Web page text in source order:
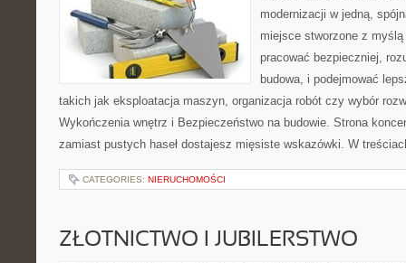
modernizacji w jedną,
miejsce stworzone z
pracować bezpieczniej,
budowa, i podejmować
takich jak eksploatacja maszyn, organizacja robót czy wybór
Wykończenia wnętrz i Bezpieczeństwo na budowie. Strona
zamiast pustych haseł dostajesz mięsiste wskazówki. W
CATEGORIES: NIERUCHOMOŚCI
ZŁOTNICTWO I JUBILERSTWO